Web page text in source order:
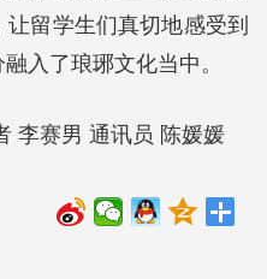
留学生们真切地感受到
入了琅琊文化当中。
李赛男 通讯员 陈媛媛